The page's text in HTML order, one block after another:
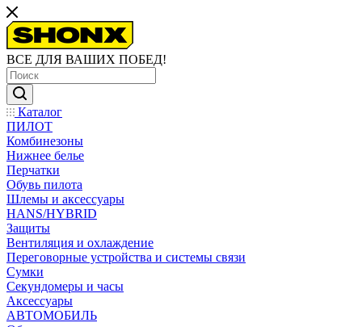
ВСЕ ДЛЯ ВАШИХ ПОБЕД!
Каталог
ПИЛОТ
Комбинезоны
Нижнее белье
Перчатки
Обувь пилота
Шлемы и аксессуары
HANS/HYBRID
Защиты
Вентиляция и охлаждение
Переговорные устройства и системы связи
Сумки
Секундомеры и часы
Аксессуары
АВТОМОБИЛЬ